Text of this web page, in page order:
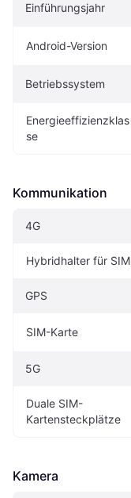
Einführungsjahr
Android-Version
Betriebssystem
Energieeffizienzklas
se
Kommunikation
4G
Hybridhalter für SIM
GPS
SIM-Karte
5G
Duale SIM-
Kartensteckplätze
Kamera